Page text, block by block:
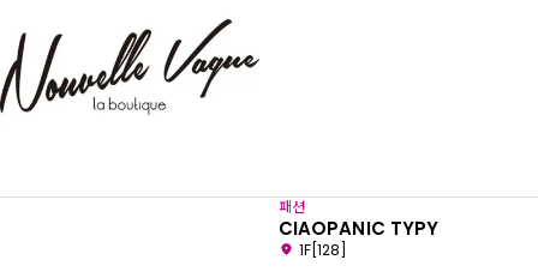
패션
CIAOPANIC TYPY
1F[128]